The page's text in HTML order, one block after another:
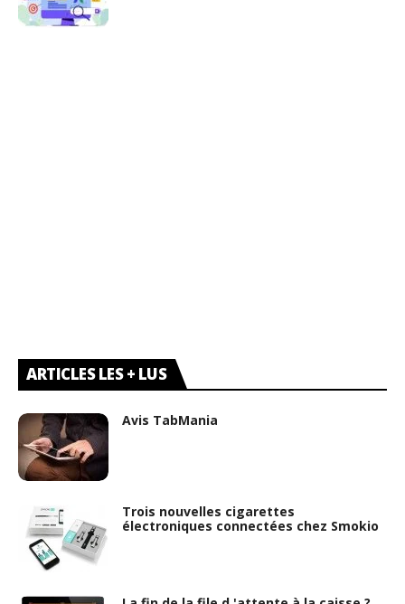
ARTICLES LES + LUS
Avis TabMania
Trois nouvelles cigarettes
électroniques connectées chez Smokio